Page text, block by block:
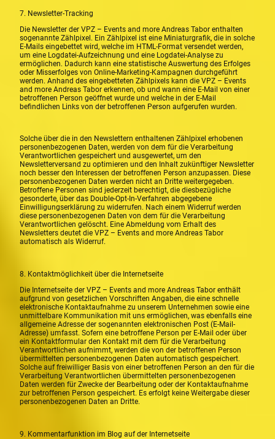
7. Newsletter-Tracking
Die Newsletter der VPZ – Events and more Andreas Tabor enthalten
sogenannte Zählpixel. Ein Zählpixel ist eine Miniaturgrafik, die in solche
E-Mails eingebettet wird, welche im HTML-Format versendet werden,
um eine Logdatei-Aufzeichnung und eine Logdatei-Analyse zu
ermöglichen. Dadurch kann eine statistische Auswertung des Erfolges
oder Misserfolges von Online-Marketing-Kampagnen durchgeführt
werden. Anhand des eingebetteten Zählpixels kann die VPZ – Events
and more Andreas Tabor erkennen, ob und wann eine E-Mail von einer
betroffenen Person geöffnet wurde und welche in der E-Mail
befindlichen Links von der betroffenen Person aufgerufen wurden.
Solche über die in den Newslettern enthaltenen Zählpixel erhobenen
personenbezogenen Daten, werden von dem für die Verarbeitung
Verantwortlichen gespeichert und ausgewertet, um den
Newsletterversand zu optimieren und den Inhalt zukünftiger Newsletter
noch besser den Interessen der betroffenen Person anzupassen. Diese
personenbezogenen Daten werden nicht an Dritte weitergegeben.
Betroffene Personen sind jederzeit berechtigt, die diesbezügliche
gesonderte, über das Double-Opt-In-Verfahren abgegebene
Einwilligungserklärung zu widerrufen. Nach einem Widerruf werden
diese personenbezogenen Daten von dem für die Verarbeitung
Verantwortlichen gelöscht. Eine Abmeldung vom Erhalt des
Newsletters deutet die VPZ – Events and more Andreas Tabor
automatisch als Widerruf.
8. Kontaktmöglichkeit über die Internetseite
Die Internetseite der VPZ – Events and more Andreas Tabor enthält
aufgrund von gesetzlichen Vorschriften Angaben, die eine schnelle
elektronische Kontaktaufnahme zu unserem Unternehmen sowie eine
unmittelbare Kommunikation mit uns ermöglichen, was ebenfalls eine
allgemeine Adresse der sogenannten elektronischen Post (E-Mail-
Adresse) umfasst. Sofern eine betroffene Person per E-Mail oder über
ein Kontaktformular den Kontakt mit dem für die Verarbeitung
Verantwortlichen aufnimmt, werden die von der betroffenen Person
übermittelten personenbezogenen Daten automatisch gespeichert.
Solche auf freiwilliger Basis von einer betroffenen Person an den für die
Verarbeitung Verantwortlichen übermittelten personenbezogenen
Daten werden für Zwecke der Bearbeitung oder der Kontaktaufnahme
zur betroffenen Person gespeichert. Es erfolgt keine Weitergabe dieser
personenbezogenen Daten an Dritte.
9. Kommentarfunktion im Blog auf der Internetseite